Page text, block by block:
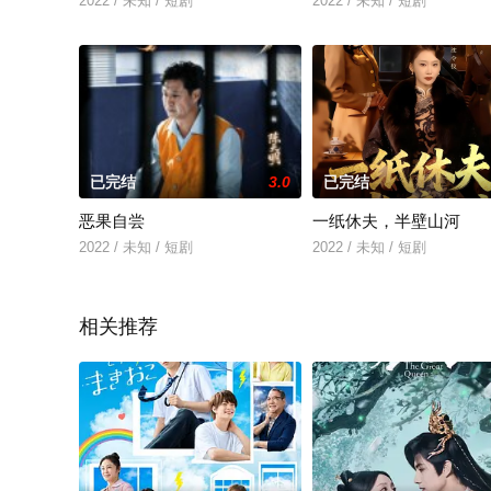
已完结 3.0
恶果自尝
2022 / 未知 / 短剧
已完结
一纸休夫，半壁山河
2022 / 未知 / 短剧
相关推荐